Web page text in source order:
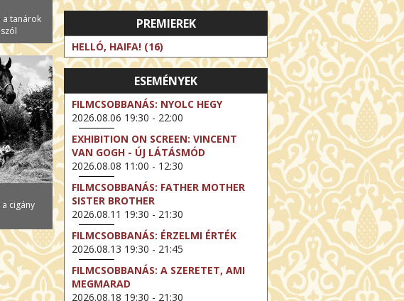
a tanárok
cigány
PREMIEREK
HELLÓ, HAIFA! (16)
ESEMÉNYEK
FILMCSOBBANÁS: NYOLC HEGY
2026.08.06 19:30 - 22:00
EXHIBITION ON SCREEN: VINCENT
VAN GOGH - ÚJ LÁTÁSMÓD
2026.08.08 11:00 - 12:30
FILMCSOBBANÁS: FATHER MOTHER
SISTER BROTHER
2026.08.11 19:30 - 21:30
FILMCSOBBANÁS: ÉRZELMI ÉRTÉK
2026.08.13 19:30 - 21:45
FILMCSOBBANÁS: A SZERETET, AMI
MEGMARAD
2026.08.18 19:30 - 21:30